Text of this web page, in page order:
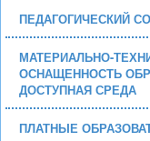
ПЕДАГОГИЧЕСКИЙ
МАТЕРИАЛЬНО-
ОСНАЩЕННОСТЬ
ДОСТУПНАЯ СРЕДА
ПЛАТНЫЕ